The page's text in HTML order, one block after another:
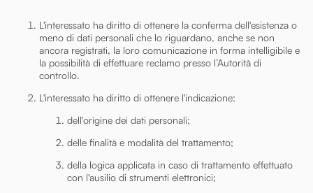
L'interessato ha diritto di ottenere la conferma dell'esistenza o
meno di dati personali che lo riguardano, anche se non
ancora registrati, la loro comunicazione in forma intelligibile e
la possibilità di effettuare reclamo presso l’Autorità di
controllo.
L'interessato ha diritto di ottenere l'indicazione:
dell'origine dei dati personali;
delle finalità e modalità del trattamento;
della logica applicata in caso di trattamento effettuato
con l'ausilio di strumenti elettronici;